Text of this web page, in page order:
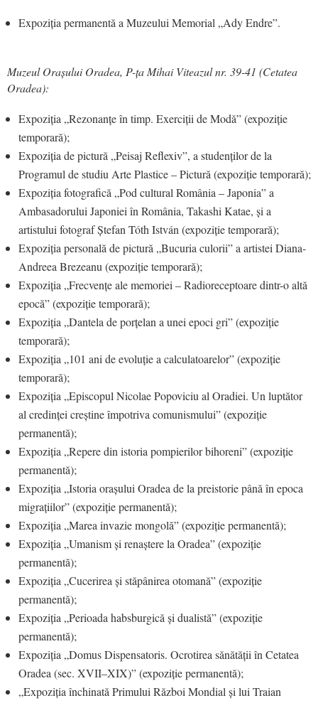
Expoziția permanentă a Muzeului Memorial „Ady Endre”.
Muzeul Orașului Oradea, P-ța Mihai Viteazul nr. 39-41 (Cetatea
Oradea):
Expoziția „Rezonanțe în timp. Exerciții de Modă” (expoziție
temporară);
Expoziția de pictură „Peisaj Reflexiv”, a studenților de la
Programul de studiu Arte Plastice – Pictură (expoziție temporară);
Expoziția fotografică „Pod cultural România – Japonia” a
Ambasadorului Japoniei în România, Takashi Katae, și a
artistului fotograf Ștefan Tóth István (expoziție temporară);
Expoziția personală de pictură „Bucuria culorii” a artistei Diana-
Andreea Brezeanu (expoziție temporară);
Expoziția „Frecvențe ale memoriei – Radioreceptoare dintr-o altă
epocă” (expoziție temporară);
Expoziția „Dantela de porțelan a unei epoci gri” (expoziție
temporară);
Expoziția „101 ani de evoluție a calculatoarelor” (expoziție
temporară);
Expoziția „Episcopul Nicolae Popoviciu al Oradiei. Un luptător
al credinței creștine împotriva comunismului” (expoziție
permanentă);
Expoziția „Repere din istoria pompierilor bihoreni” (expoziție
permanentă);
Expoziția „Istoria orașului Oradea de la preistorie până în epoca
migrațiilor” (expoziție permanentă);
Expoziția „Marea invazie mongolă” (expoziție permanentă);
Expoziția „Umanism și renaștere la Oradea” (expoziție
permanentă);
Expoziția „Cucerirea și stăpânirea otomană” (expoziție
permanentă);
Expoziția „Perioada habsburgică și dualistă” (expoziție
permanentă);
Expoziția „Domus Dispensatoris. Ocrotirea sănătății în Cetatea
Oradea (sec. XVII–XIX)” (expoziție permanentă);
„Expoziția închinată Primului Război Mondial și lui Traian